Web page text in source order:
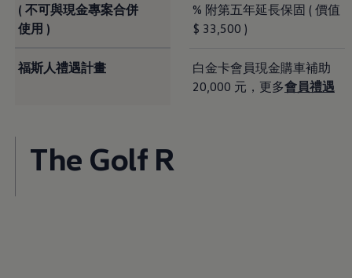
( 不可與現金專案合併
使用 )
% 附第五年延長保固 ( 價值
$ 33,500 )
福斯人禮遇計畫
白金卡會員現金購車補助
20,000 元，更多會員禮遇
The Golf R